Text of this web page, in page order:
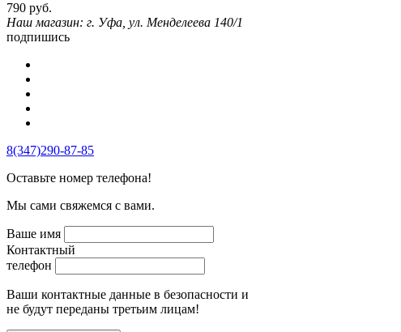
790 руб.
Наш магазин: г. Уфа, ул. Менделеева 140/1
подпишись
8(347)290-87-85
Оставьте номер телефона!
Мы сами свяжемся с вами.
Ваше имя
Контактный
телефон
Ваши контактные данные в безопасности и
не будут переданы третьим лицам!